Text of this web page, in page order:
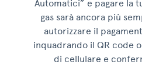
Automatici” e pagare la
gas sarà ancora più
autorizzare il
inquadrando il QR code
di cellulare e